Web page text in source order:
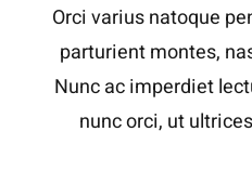
Orci varius natoque
parturient montes,
Nunc ac imperdiet
nunc orci, ut